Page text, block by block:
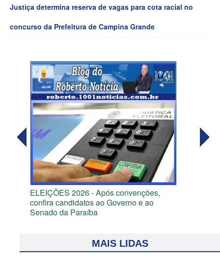
Justiça determina reserva de vagas para cota racial no
concurso da Prefeitura de Campina Grande
ELEIÇÕES 2026 - Após convenções,
confira candidatos ao Governo e ao
Senado da Paraíba
MAIS LIDAS